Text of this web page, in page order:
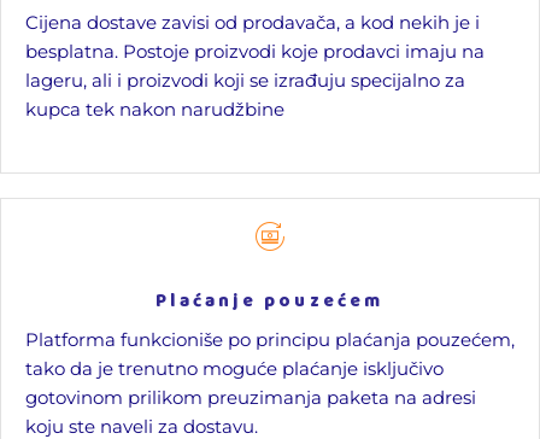
Cijena dostave zavisi od prodavača, a kod nekih je i
besplatna. Postoje proizvodi koje prodavci imaju na
lageru, ali i proizvodi koji se izrađuju specijalno za
kupca tek nakon narudžbine
Plaćanje pouzećem
Platforma funkcioniše po principu plaćanja pouzećem,
tako da je trenutno moguće plaćanje isključivo
gotovinom prilikom preuzimanja paketa na adresi
koju ste naveli za dostavu.